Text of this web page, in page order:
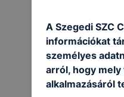
A Szegedi SZC
információkat
személyes
arról, hogy
alkalmazásáról